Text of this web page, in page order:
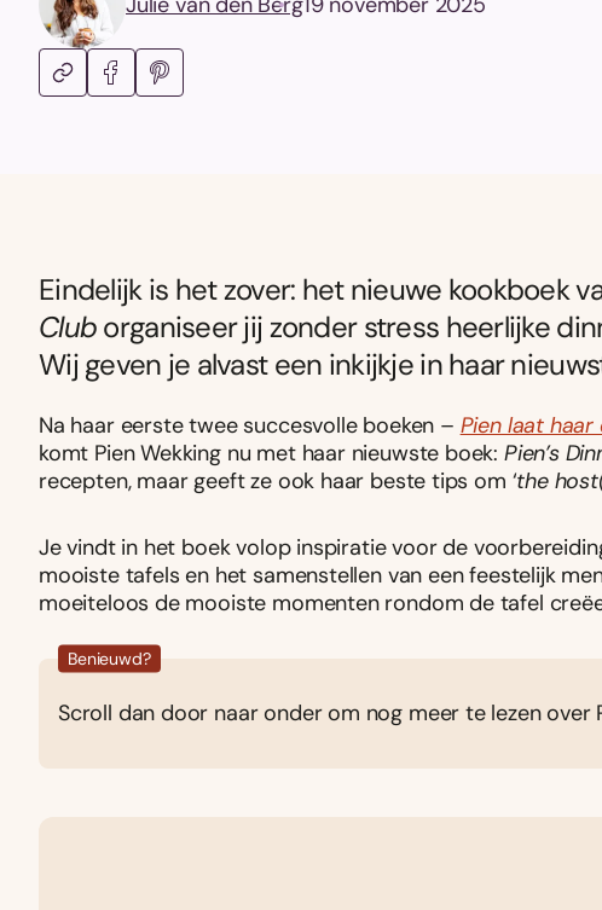
Eindelijk is het zover: het nieuwe kookboek
Cluborganiseer jij zonder stress heerlijke
Wij geven je alvast een inkijkje in haar
Na haar eerste twee succesvolle boeken – Pien laat haar
komt Pien Wekking nu met haar nieuwste boek: Pien’s
recepten, maar geeft ze ook haar beste tips om ‘the
Je vindt in het boek volop inspiratie voor de
mooiste tafels en het samenstellen van een feestelijk
moeiteloos de mooiste momenten rondom de tafel
Benieuwd?
Scroll dan door naar onder om nog meer te lezen over